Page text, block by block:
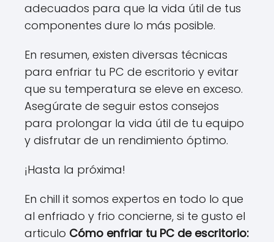
adecuados para que la vida útil de tus
componentes dure lo más posible.
En resumen, existen diversas técnicas
para enfriar tu PC de escritorio y evitar
que su temperatura se eleve en exceso.
Asegúrate de seguir estos consejos
para prolongar la vida útil de tu equipo
y disfrutar de un rendimiento óptimo.
¡Hasta la próxima!
En chill it somos expertos en todo lo que
al enfriado y frio concierne, si te gusto el
articulo Cómo enfriar tu PC de escritorio: